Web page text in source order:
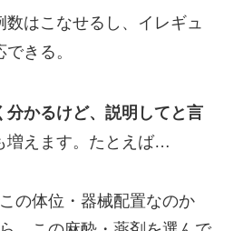
はこなせるし、イレギュ
きる。
分かるけど、説明してと言
増えます。たとえば…
の体位・器械配置なのか